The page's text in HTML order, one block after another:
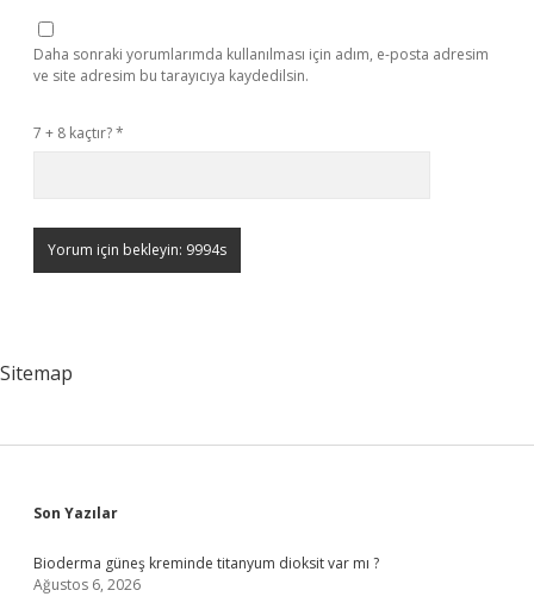
Daha sonraki yorumlarımda kullanılması için adım, e-posta adresim
ve site adresim bu tarayıcıya kaydedilsin.
7 + 8 kaçtır?*
Sitemap
Sidebar
Son Yazılar
Bioderma güneş kreminde titanyum dioksit var mı ?
Ağustos 6, 2026